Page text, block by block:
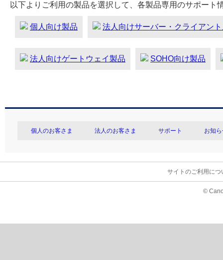
以下よりご利用の製品を選択して、各製品専用のサポート
個人向け製品 法人向けサーバー・クライアン
法人向けゲートウェイ製品 SOHO向け製品
個人のお客さま 法人のお客さま サポート お知
サイトのご利用につ
©